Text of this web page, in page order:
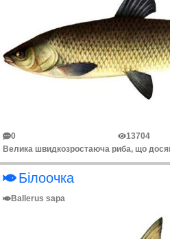
0 13704
Білоочка
Ballerus sapa